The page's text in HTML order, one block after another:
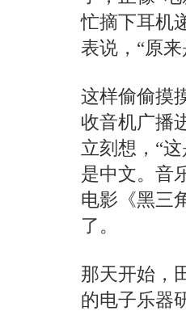
忙摘下耳机
表说，“原
这样偷偷摸
收音机广播
立刻想，“
是中文。音
电影《黑三
了。
那天开始，
的电子乐器